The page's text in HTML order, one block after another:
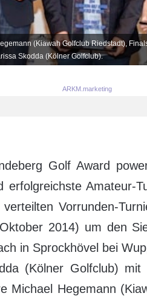
(Kiawah Golfclub Riedstadt),
Skodda (Kölner Golfclub).
ARKM.marketing
Golf Award
erfolgreichste Amateur-
Vorrunden-
2014) um den
in Sprockhövel bei
(Kölner Golfclub)
Michael Hegemann